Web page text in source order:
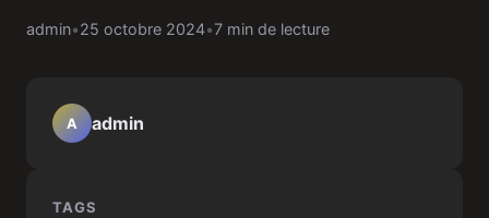
admin•25 octobre 2024•7 min de lecture
A admin
TAGS